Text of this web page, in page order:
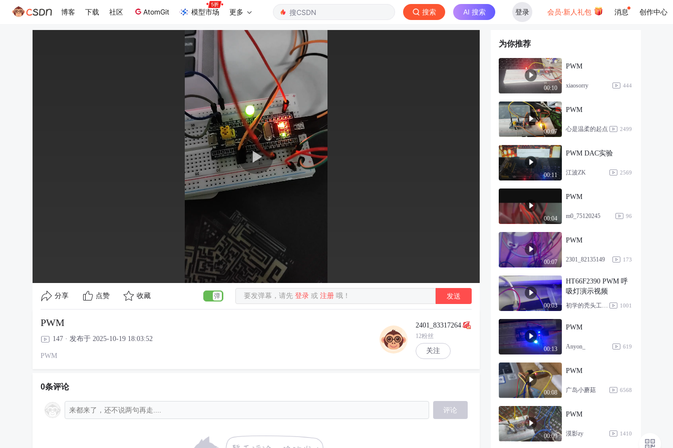
博客 下载 社区 AtomGit 模型市场 更多 搜索 AI 搜索 登录 会员·新人礼包 消息 创作中心
分享 点赞 收藏 要发弹幕，请先登录 或注册 哦！ 发送
PWM
147 · 发布于 2025-10-19 18:03:52
PWM
2401_83317264
12粉丝
关注
0条评论
评论
为你推荐
00:10
PWM
xiaosorry 444
00:07
PWM
心是温柔的起点 2499
00:11
PWM DAC实验
江波ZK 2569
00:04
PWM
m0_75120245 96
00:07
PWM
2301_82135149 173
00:03
HT66F2390 PWM 呼
吸灯演示视频
1001
00:13
PWM
Anyon_ 619
00:08
PWM
广岛小蘑菇 6568
00:09
PWM
漠影zy 1410